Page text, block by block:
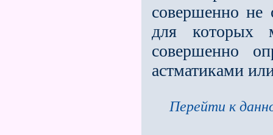
совершенно не
для которых
совершенно
астматиками
Перейти к